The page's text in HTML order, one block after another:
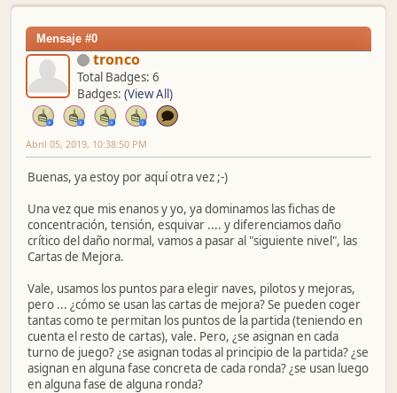
Mensaje #0
tronco
Total Badges: 6
Badges: (View All)
Abril 05, 2019, 10:38:50 PM
Buenas, ya estoy por aquí otra vez ;-)
Una vez que mis enanos y yo, ya dominamos las fichas de
concentración, tensión, esquivar .... y diferenciamos daño
crítico del daño normal, vamos a pasar al "siguiente nivel", las
Cartas de Mejora.
Vale, usamos los puntos para elegir naves, pilotos y mejoras,
pero ... ¿cómo se usan las cartas de mejora? Se pueden coger
tantas como te permitan los puntos de la partida (teniendo en
cuenta el resto de cartas), vale. Pero, ¿se asignan en cada
turno de juego? ¿se asignan todas al principio de la partida? ¿se
asignan en alguna fase concreta de cada ronda? ¿se usan luego
en alguna fase de alguna ronda?